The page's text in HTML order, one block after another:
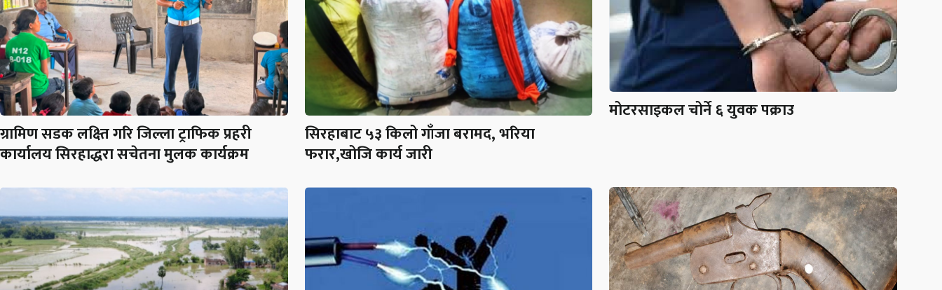
ग्रामिण सडक लक्ष्ति गरि जिल्ला ट्राफिक प्रहरी
कार्यालय सिरहाद्धरा सचेतना मुलक कार्यक्रम
सिरहाबाट ५३ किलो गाँजा बरामद, भरिया
फरार,खोजि कार्य जारी
मोटरसाइकल चोर्ने ६ युवक पक्राउ